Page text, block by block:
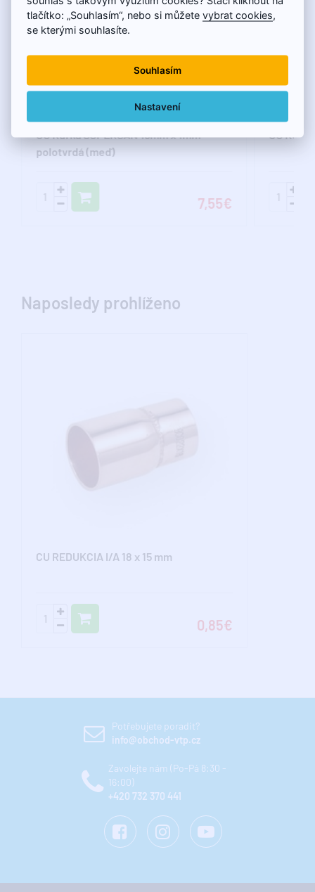
CU Rúrka SUPERSAN 15mm x 1mm -
polotvrdá (meď)
7,55€
CU
Naposledy prohlíženo
CU REDUKCIA I/A 18 x 15 mm
0,85€
Potřebujete poradit?
info@obchod-vtp.cz
Zavolejte nám (Po-Pá 8:30 -
16:00)
+420 732 370 441
tlačítko: „Souhlasím“, nebo si můžetevybrat cookies
se kterými souhlasíte.
Souhlasím
Nastavení